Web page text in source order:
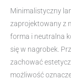
Minimalistyczny
zaprojektowany z
forma i neutralna
się w nagrobek.
zachować
możliwość